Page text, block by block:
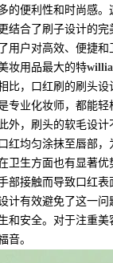
的便利性和时尚感
结合了刷子设计的
用户对高效、便捷
妆用品最大的特
比，口红刷的刷头
专业化妆师，都能
外，刷头的软毛设
红均匀涂抹至唇部
卫生方面也有显著优
部接触而导致口红表
计有效避免了这一问
和安全。对于注重
音。